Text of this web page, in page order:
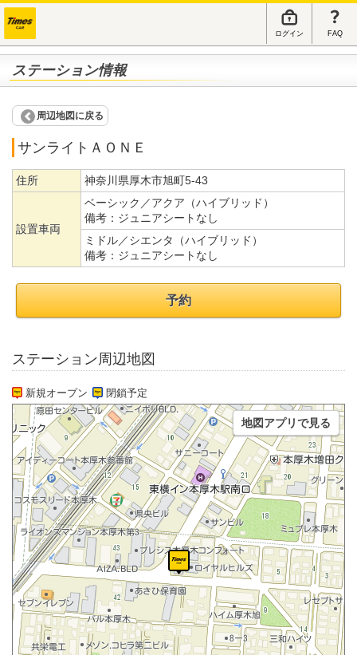
ログイン FAQ
ステーション情報
周辺地図に戻る
サンライトＡＯＮＥ
住所 神奈川県厚木市旭町5-43
設置車両
ベーシック／アクア（ハイブリッド）
備考： ジュニアシートなし
ミドル／シエンタ（ハイブリッド）
備考： ジュニアシートなし
予約
ステーション周辺地図
新規オープン 閉鎖予定
地図アプリで見る